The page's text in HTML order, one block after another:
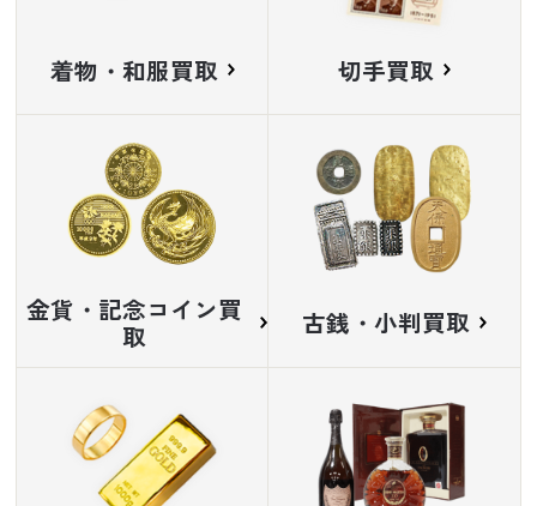
着物・和服買取 切手買取
金貨・記念コイン買
取 古銭・小判買取